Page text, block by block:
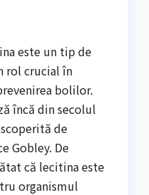
este un tip de
rol crucial în
bolilor.
încă din secolul
de
Gobley. De
că lecitina este
organismul